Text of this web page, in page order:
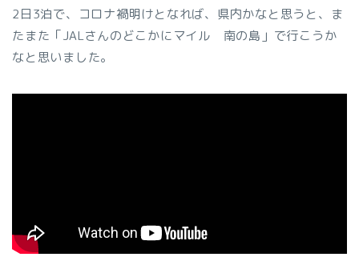
2日3泊で、コロナ禍明けとなれば、県内かなと思うと、ま
たまた「JALさんのどこかにマイル 南の島」で行こうか
なと思いました。